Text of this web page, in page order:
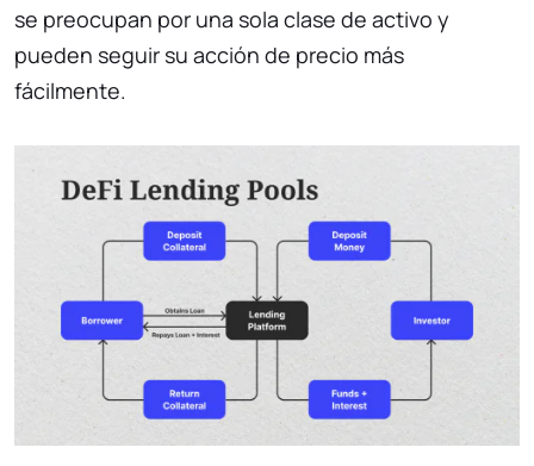
se preocupan por una sola clase de activo y
pueden seguir su acción de precio más
fácilmente.